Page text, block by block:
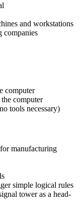
and workstations
companies
computer
computer
tools necessary)
manufacturing
simple logical rules
tower as a head-